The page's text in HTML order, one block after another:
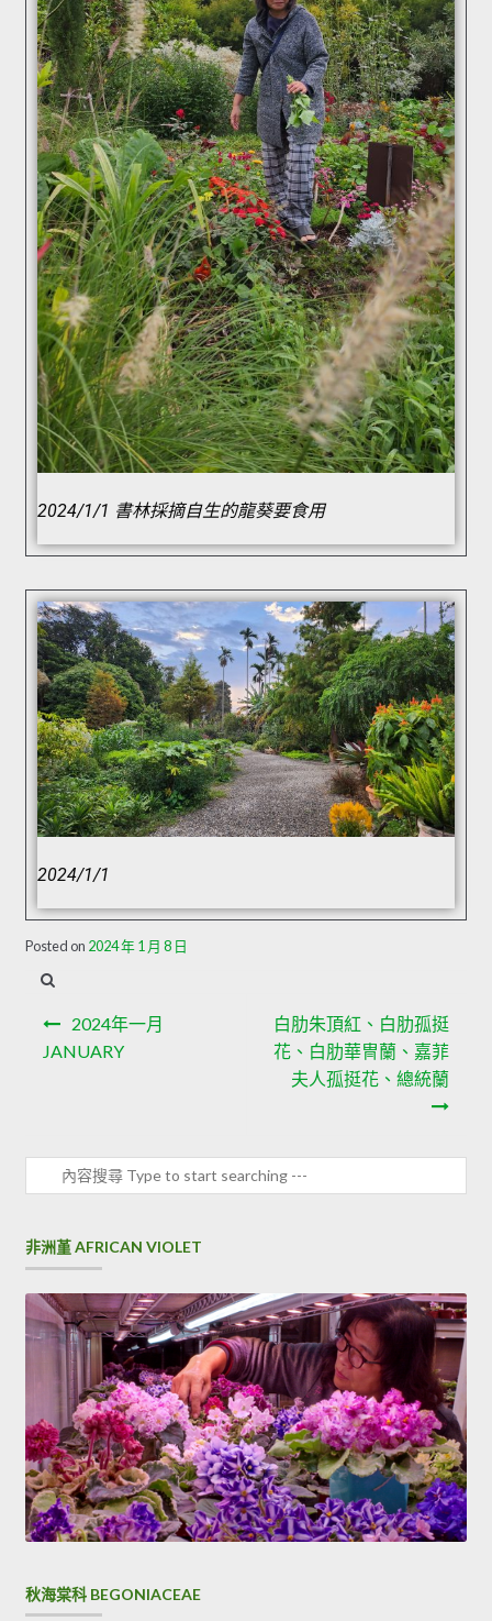
2024/1/1 書林採摘自生的龍葵要食用
2024/1/1
Posted on 2024 年 1 月 8 日
2024年一月
JANUARY
白肋朱頂紅、白肋孤挺
花、白肋華冑蘭、嘉菲
夫人孤挺花、總統蘭
非洲堇 AFRICAN VIOLET
秋海棠科 BEGONIACEAE